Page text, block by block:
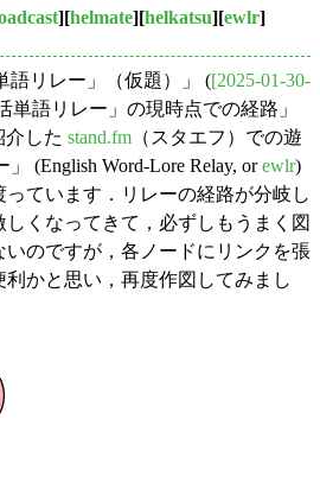
][helmate][helkatsu][ewlr]
語リレー」（仮題）」 ([2025-01-30-
単語リレー」の現時点での経路」
介した stand.fm （スタエフ）での遊
(English Word-Lore Relay, orewlr)
ています．リレーの経路が分岐し
くなってきて，必ずしもうまく図
いのですが，各ノードにリンクを張
利かと思い，再度作図してみまし